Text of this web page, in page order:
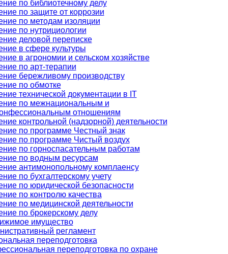
по библиотечному делу
по защите от коррозии
по методам изоляции
по нутрициологии
деловой переписке
в сфере культуры
в агрономии и сельском хозяйстве
по арт-терапии
бережливому производству
по обмотке
технической документации в IT
по межнациональным и
отношениям
контрольной (надзорной) деятельности
по программе Честный знак
по программе Чистый воздух
по горноспасательным работам
по водным ресурсам
антимонопольному комплаенсу
по бухгалтерскому учету
по юридической безопасности
по контролю качества
по медицинской деятельности
по брокерскому делу
имущество
регламент
переподготовка
переподготовка по охране